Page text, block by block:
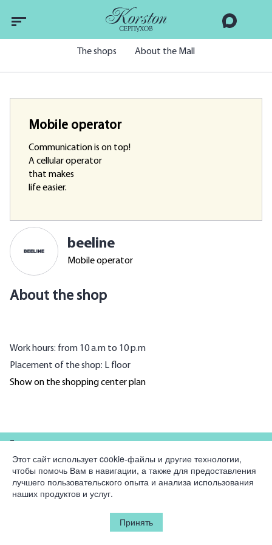
The shops About the Mall
Mobile operator
Communication is on top!
A cellular operator
that makes
life easier.
beeline
Mobile operator
About the shop
Work hours: from 10 a.m to 10 p.m
Placement of the shop: L floor
Show on the shopping center plan
Company
Legal information
Этот сайт использует cookie-файлы и другие технологии,
чтобы помочь Вам в навигации, а также для предоставления
лучшего пользовательского опыта и анализа использования
наших продуктов и услуг.
Принять